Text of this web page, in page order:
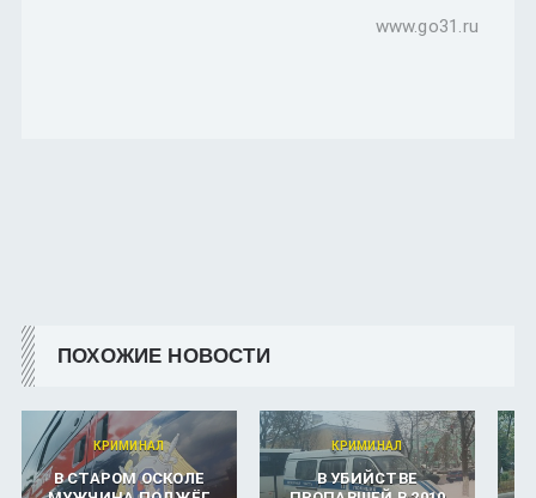
www.go31.ru
ПОХОЖИЕ НОВОСТИ
КРИМИНАЛ
В СТАРОМ ОСКОЛЕ
КРИМИНАЛ
В УБИЙСТВЕ